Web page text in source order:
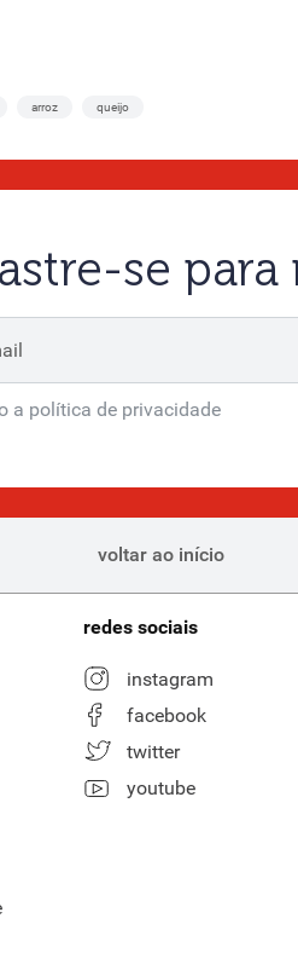
arroz queijo
se
a política de privacidade
voltar ao início
redes sociais
instagram
facebook
twitter
youtube